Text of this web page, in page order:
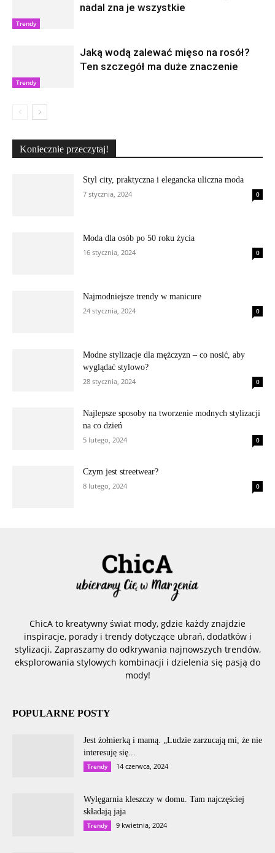
Trendy
nadal zna je wszystkie
Trendy
Jaką wodą zalewać mięso na rosół?
Ten szczegół ma duże znaczenie
Koniecznie przeczytaj!
Styl city, praktyczna i elegancka uliczna moda
7 stycznia, 2024
0
Moda dla osób po 50 roku życia
16 stycznia, 2024
0
Najmodniejsze trendy w manicure
24 stycznia, 2024
0
Modne stylizacje dla mężczyzn – co nosić, aby
wyglądać stylowo?
28 stycznia, 2024
0
Najlepsze sposoby na tworzenie modnych stylizacji
na co dzień
5 lutego, 2024
0
Czym jest streetwear?
8 lutego, 2024
0
ChicA to kreatywny świat mody, gdzie każdy znajdzie
inspiracje, porady i trendy dotyczące ubrań, dodatków i
stylizacji. Zapraszamy do odkrywania najnowszych trendów,
eksplorowania stylowych kombinacji i dzielenia się pasją do
mody!
POPULARNE POSTY
Jest żołnierką i mamą. „Ludzie zarzucają mi, że nie
interesuję się...
Trendy 14 czerwca, 2024
Wylęgarnia kleszczy w domu. Tam najczęściej
składają jaja
Trendy 9 kwietnia, 2024